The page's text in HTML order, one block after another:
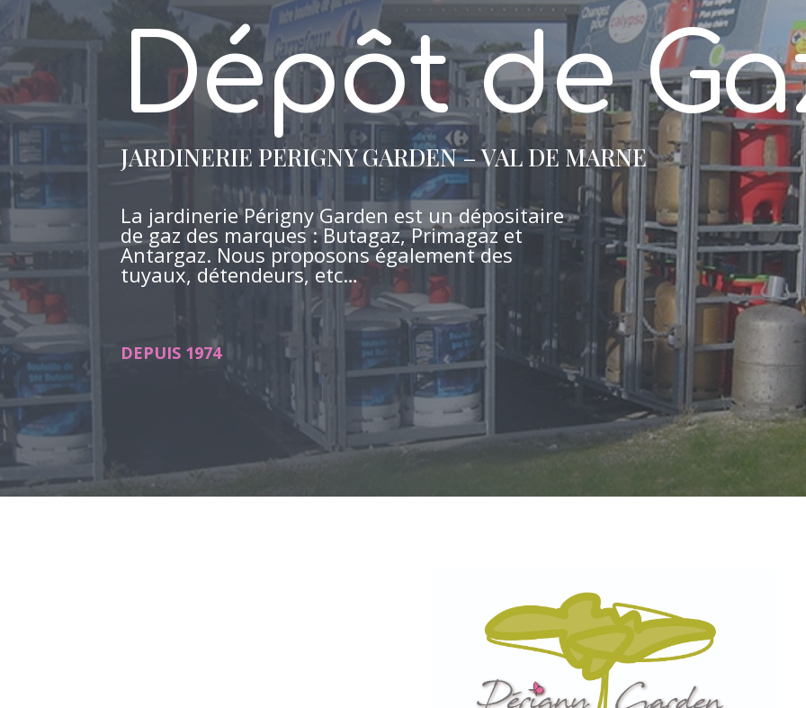
Dépôt de
JARDINERIE PERIGNY GARDEN – VAL DE MARNE
La jardinerie Périgny Garden est un dépositaire
de gaz des marques : Butagaz, Primagaz et
Antargaz. Nous proposons également des
tuyaux, détendeurs, etc…
DEPUIS 1974